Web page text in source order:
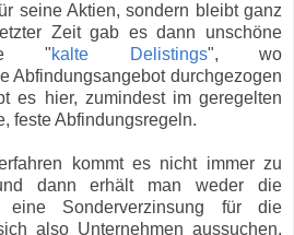
seine Aktien, sondern bleibt ganz
Zeit gab es dann unschöne
"kalte Delistings", wo
Abfindungsangebot durchgezogen
es hier, zumindest im geregelten
feste Abfindungsregeln.
kommt es nicht immer zu
dann erhält man weder die
eine Sonderverzinsung für die
also Unternehmen aussuchen,